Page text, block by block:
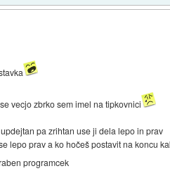
vecjo zbrko sem imel na tipkovnici
pa zrihtan use ji dela lepo in prav
lepo prav a ko hočeš postavit na koncu
programcek